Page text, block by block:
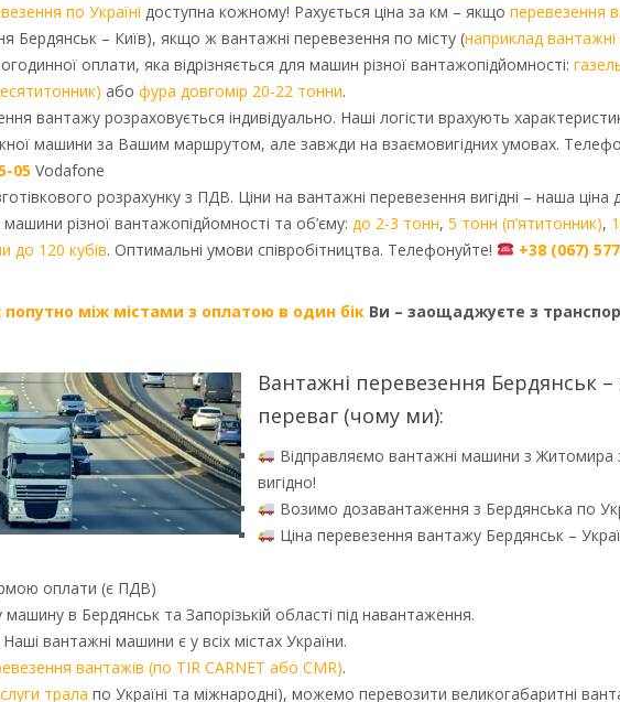
по Україні доступна кожному! Рахується ціна за км – якщо перевезення
Бердянськ – Київ), якщо ж вантажні перевезення по місту (наприклад
оплати, яка відрізняється для машин різної вантажопідйомності:
або фура довгомір 20-22 тонни.
вантажу розраховується індивідуально. Наші логісти врахують
машини за Вашим маршрутом, але завжди на взаємовигідних умовах.
05 Vodafone
розрахунку з ПДВ. Ціни на вантажні перевезення вигідні – наша
різної вантажопідйомності та об’єму: до 2-3 тонн, 5 тонн (п’ятитонник),
до 120 кубів. Оптимальні умови співробітництва. Телефонуйте! +38 (067)
між містами з оплатою в один бік Ви – заощаджуєте з
Вантажні перевезення Бердянськ
переваг (чому ми):
Відправляємо вантажні машини з Житомира
вигідно!
Возимо дозавантаження з Бердянська по
Ціна перевезення вантажу Бердянськ –
оплати (є ПДВ)
в Бердянськ та Запорізькій області під навантаження.
вантажні машини є у всіх містах України.
вантажів (по TIR CARNET або CMR).
трала по Україні та міжнародні), можемо перевозити великогабаритні